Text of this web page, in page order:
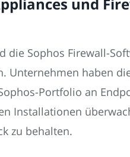
die Sophos Firewall-
Unternehmen haben
Portfolio an
Installationen
zu behalten.